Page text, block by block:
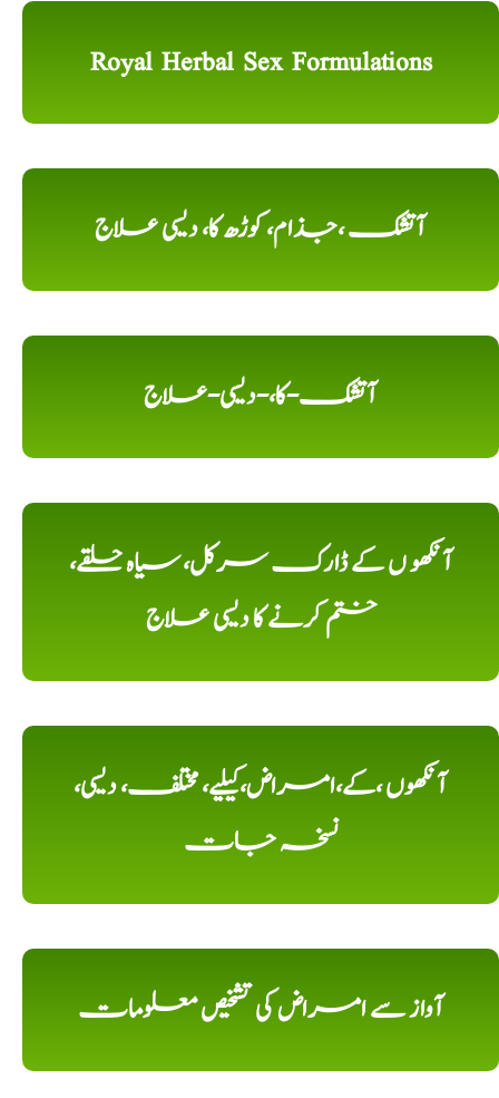
Royal Herbal Sex Formulations
آتشک ،جذام، کوڑھ کا، دیسی علاج
آتشک-کا،-دیسی-علاج
آنکھو ں کے ڈارک سرکل، سیاہ حلقے،
ختم کرنے کا دیسی علاج
آنکھوں ،کے،امراض،کیلیے، مختلف، دیسی،
نسخہ جات
آواز سے امراض کی تشخیص معلومات